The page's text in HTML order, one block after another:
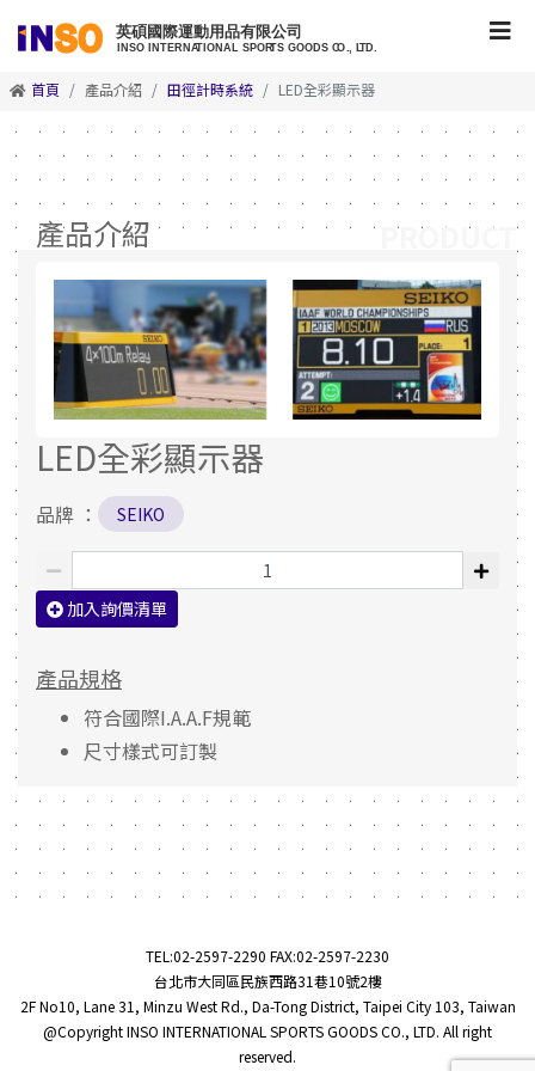
首頁 產品介紹 田徑計時系統 LED全彩顯示器
產品介紹
LED全彩顯示器
品牌 ： SEIKO
加入詢價清單
產品規格
符合國際I.A.A.F規範
尺寸樣式可訂製
PRODUCT
TEL:02-2597-2290 FAX:02-2597-2230
台北市大同區民族西路31巷10號2樓
2F No10, Lane 31, Minzu West Rd., Da-Tong District, Taipei City 103, Taiwan
@Copyright INSO INTERNATIONAL SPORTS GOODS CO., LTD. All right
reserved.